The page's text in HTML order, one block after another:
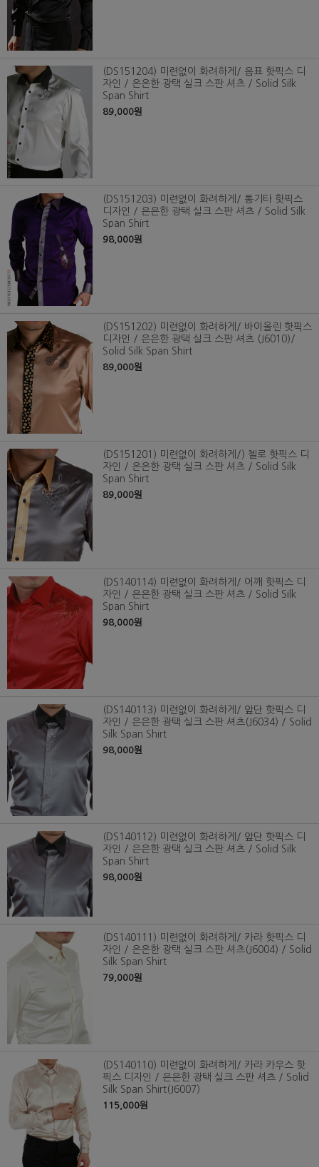
(DS151204) 미련없이 화려하게/ 음표 핫픽스 디
자인 / 은은한 광택 실크 스판 셔츠 / Solid Silk
Span Shirt
89,000원
(DS151203) 미련없이 화려하게/ 통기타 핫픽스
디자인 / 은은한 광택 실크 스판 셔츠 / Solid Silk
Span Shirt
98,000원
(DS151202) 미련없이 화려하게/ 바이올린 핫픽스
디자인 / 은은한 광택 실크 스판 셔츠 (J6010)/
Solid Silk Span Shirt
89,000원
(DS151201) 미련없이 화려하게/) 첼로 핫픽스 디
자인 / 은은한 광택 실크 스판 셔츠 / Solid Silk
Span Shirt
89,000원
(DS140114) 미련없이 화려하게/ 어깨 핫픽스 디
자인 / 은은한 광택 실크 스판 셔츠 / Solid Silk
Span Shirt
98,000원
(DS140113) 미련없이 화려하게/ 앞단 핫픽스 디
자인 / 은은한 광택 실크 스판 셔츠(J6034) / Solid
Silk Span Shirt
98,000원
(DS140112) 미련없이 화려하게/ 앞단 핫픽스 디
자인 / 은은한 광택 실크 스판 셔츠 / Solid Silk
Span Shirt
98,000원
(DS140111) 미련없이 화려하게/ 카라 핫픽스 디
자인 / 은은한 광택 실크 스판 셔츠(J6004) / Solid
Silk Span Shirt
79,000원
(DS140110) 미련없이 화려하게/ 카라 카우스 핫
픽스 디자인 / 은은한 광택 실크 스판 셔츠 / Solid
Silk Span Shirt(J6007)
115,000원